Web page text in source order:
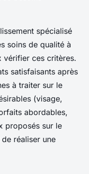
spécialisé
soins de qualité à
vérifier ces critères.
satisfaisants après
à traiter sur le
(visage,
abordables,
proposés sur le
réaliser une